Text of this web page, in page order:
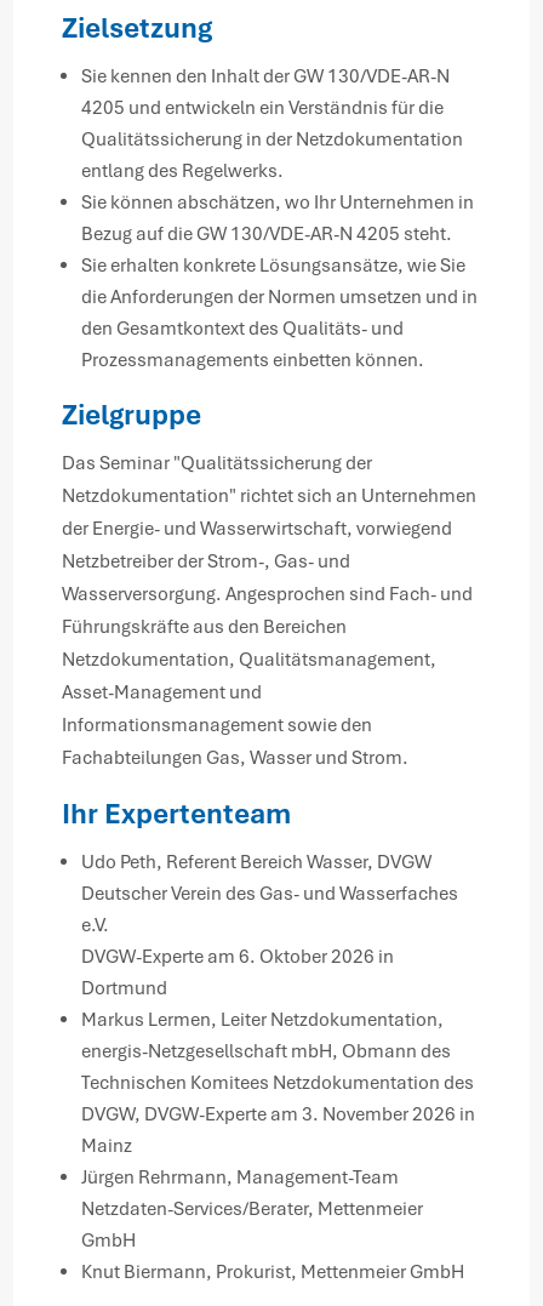
Zielsetzung
Sie kennen den Inhalt der GW 130/VDE-AR-N
4205 und entwickeln ein Verständnis für die
Qualitätssicherung in der Netzdokumentation
entlang des Regelwerks.
Sie können abschätzen, wo Ihr Unternehmen in
Bezug auf die GW 130/VDE-AR-N 4205 steht.
Sie erhalten konkrete Lösungsansätze, wie Sie
die Anforderungen der Normen umsetzen und in
den Gesamtkontext des Qualitäts- und
Prozessmanagements einbetten können.
Zielgruppe
Das Seminar "Qualitätssicherung der
Netzdokumentation" richtet sich an Unternehmen
der Energie- und Wasserwirtschaft, vorwiegend
Netzbetreiber der Strom-, Gas- und
Wasserversorgung. Angesprochen sind Fach- und
Führungskräfte aus den Bereichen
Netzdokumentation, Qualitätsmanagement,
Asset-Management und
Informationsmanagement sowie den
Fachabteilungen Gas, Wasser und Strom.
Ihr Expertenteam
Udo Peth, Referent Bereich Wasser, DVGW
Deutscher Verein des Gas- und Wasserfaches
e.V.
DVGW-Experte am 6. Oktober 2026 in
Dortmund
Markus Lermen, Leiter Netzdokumentation,
energis-Netzgesellschaft mbH, Obmann des
Technischen Komitees Netzdokumentation des
DVGW, DVGW-Experte am 3. November 2026 in
Mainz
Jürgen Rehrmann, Management-Team
Netzdaten-Services/Berater, Mettenmeier
GmbH
Knut Biermann, Prokurist, Mettenmeier GmbH